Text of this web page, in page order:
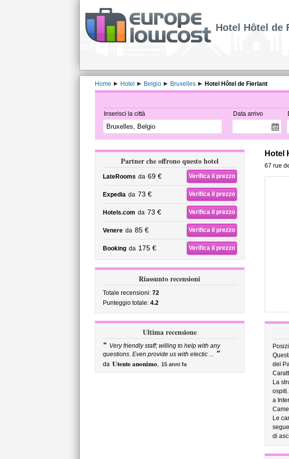
Hotel Hôtel de
Home Hotel Belgio Bruxelles Hotel Hôtel de Fierlant
Inserisci la città Data arrivo
Partner che offrono questo hotel
LateRooms da 69 € Verifica il prezzo
Expedia da 73 € Verifica il prezzo
Hotels.com da 73 € Verifica il prezzo
Venere da 85 € Verifica il prezzo
Booking da 175 € Verifica il prezzo
Riassunto recensioni
Totale recensioni: 72
Punteggio totale: 4.2
Ultima recensione
“ Very friendly staff; willing to help with any
questions. Even provide us with electic ... ”
da Utente anonimo, 15 anni fa
Hotel
67 rue
del
La
a
Le
di